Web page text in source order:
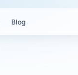
Blog